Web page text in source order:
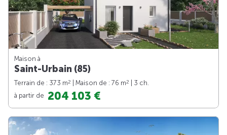
Maison à
Saint-Urbain (85)
Terrain de : 373 m2 | Maison de : 76 m2
| 3 ch.
à partir de 204 103 €